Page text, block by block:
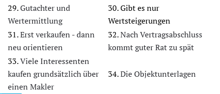
29.Gutachter und
Wertermittlung
30.Gibt es nur
Wertsteigerungen
31.Erst verkaufen - dann
neu orientieren
32.Nach Vertragsabschluss
kommt guter Rat zu spät
33.Viele Interessenten
kaufen grundsätzlich über
einen Makler
34.Die Objektunterlagen